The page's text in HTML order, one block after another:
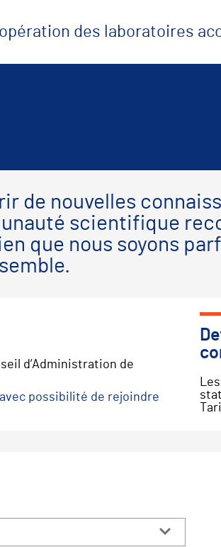
des laboratoires
de nouvelles
scientifique
que nous soyons
d’Administration de
avec possibilité de rejoindre